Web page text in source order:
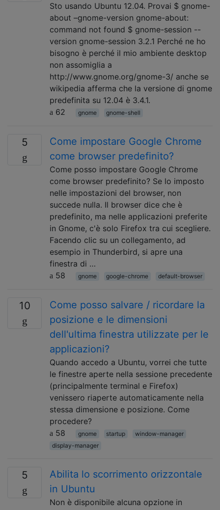
Sto usando Ubuntu 12.04. Provai $ gnome-
about –gnome-version gnome-about:
command not found $ gnome-session --
version gnome-session 3.2.1 Perché ne ho
bisogno è perché il mio ambiente desktop
non assomiglia a
http://www.gnome.org/gnome-3/ anche se
wikipedia afferma che la versione di gnome
predefinita su 12.04 è 3.4.1.
62
gnome gnome-shell
5
Come impostare Google Chrome
come browser predefinito?
Come posso impostare Google Chrome
come browser predefinito? Se lo imposto
nelle impostazioni del browser, non
succede nulla. Il browser dice che è
predefinito, ma nelle applicazioni preferite
in Gnome, c'è solo Firefox tra cui scegliere.
Facendo clic su un collegamento, ad
esempio in Thunderbird, si apre una
finestra di …
58
gnome google-chrome default-browser
10
Come posso salvare / ricordare la
posizione e le dimensioni
dell'ultima finestra utilizzate per le
applicazioni?
Quando accedo a Ubuntu, vorrei che tutte
le finestre aperte nella sessione precedente
(principalmente terminal e Firefox)
venissero riaperte automaticamente nella
stessa dimensione e posizione. Come
procedere?
58
gnome startup
window-manager
display-manager
5
Abilita lo scorrimento orizzontale
in Ubuntu
Non è disponibile alcuna opzione in